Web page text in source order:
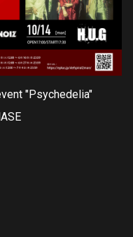
"Psychedelia"